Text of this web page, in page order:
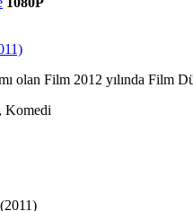
olan Film 2012 yılında Film
Komedi